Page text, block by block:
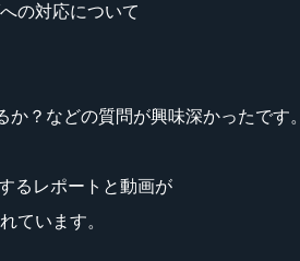
の対応について
？などの質問が興味深かったです。
るレポートと動画が
ています。